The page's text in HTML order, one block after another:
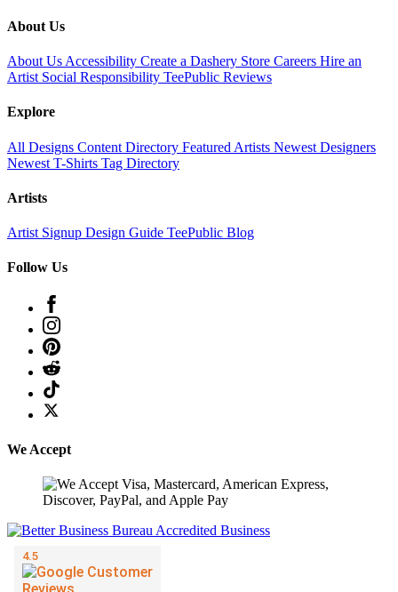
About Us
About Us Accessibility Create a Dashery Store Careers Hire an
Artist Social Responsibility TeePublic Reviews
Explore
All Designs Content Directory Featured Artists Newest Designers
Newest T-Shirts Tag Directory
Artists
Artist Signup Design Guide TeePublic Blog
Follow Us
We Accept